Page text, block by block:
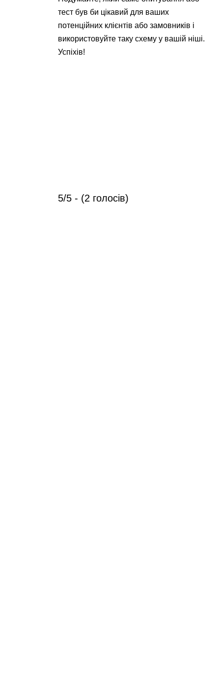
тест був би цікавий для ваших
потенційних клієнтів або замовників і
використовуйте таку схему у вашій ніші.
Успіхів!
5/5 - (2 голосів)